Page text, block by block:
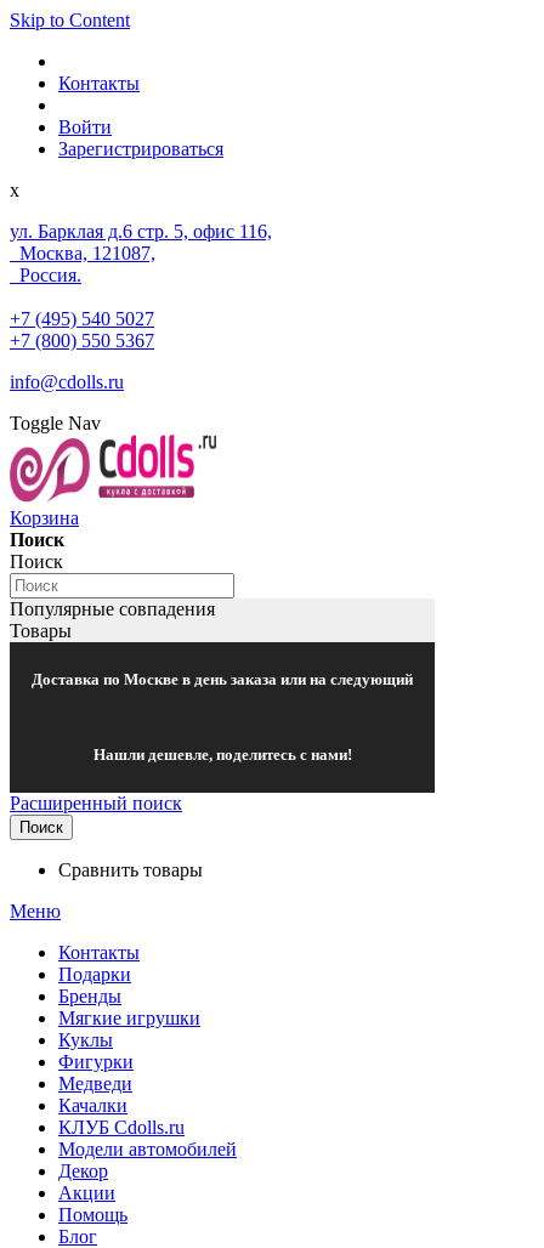
Skip to Content
Контакты
Войти
Зарегистрироваться
x
ул. Барклая д.6 стр. 5, офис 116,
Москва, 121087,
Россия.
+7 (495) 540 5027
+7 (800) 550 5367
info@cdolls.ru
Toggle Nav
Корзина
Поиск
Поиск
Популярные совпадения
Товары
Доставка по Москве в день заказа или на следующий
Нашли дешевле, поделитесь с нами!
Расширенный поиск
Поиск
Сравнить товары
Меню
Контакты
Подарки
Бренды
Мягкие игрушки
Куклы
Фигурки
Медведи
Качалки
КЛУБ Cdolls.ru
Модели автомобилей
Декор
Акции
Помощь
Блог